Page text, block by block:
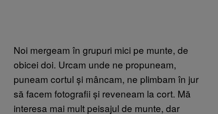
Noi mergeam în grupuri mici pe munte, de
obicei doi. Urcam unde ne propuneam,
puneam cortul și mâncam, ne plimbam în jur
să facem fotografii și reveneam la cort. Mă
interesa mai mult peisajul de munte, dar